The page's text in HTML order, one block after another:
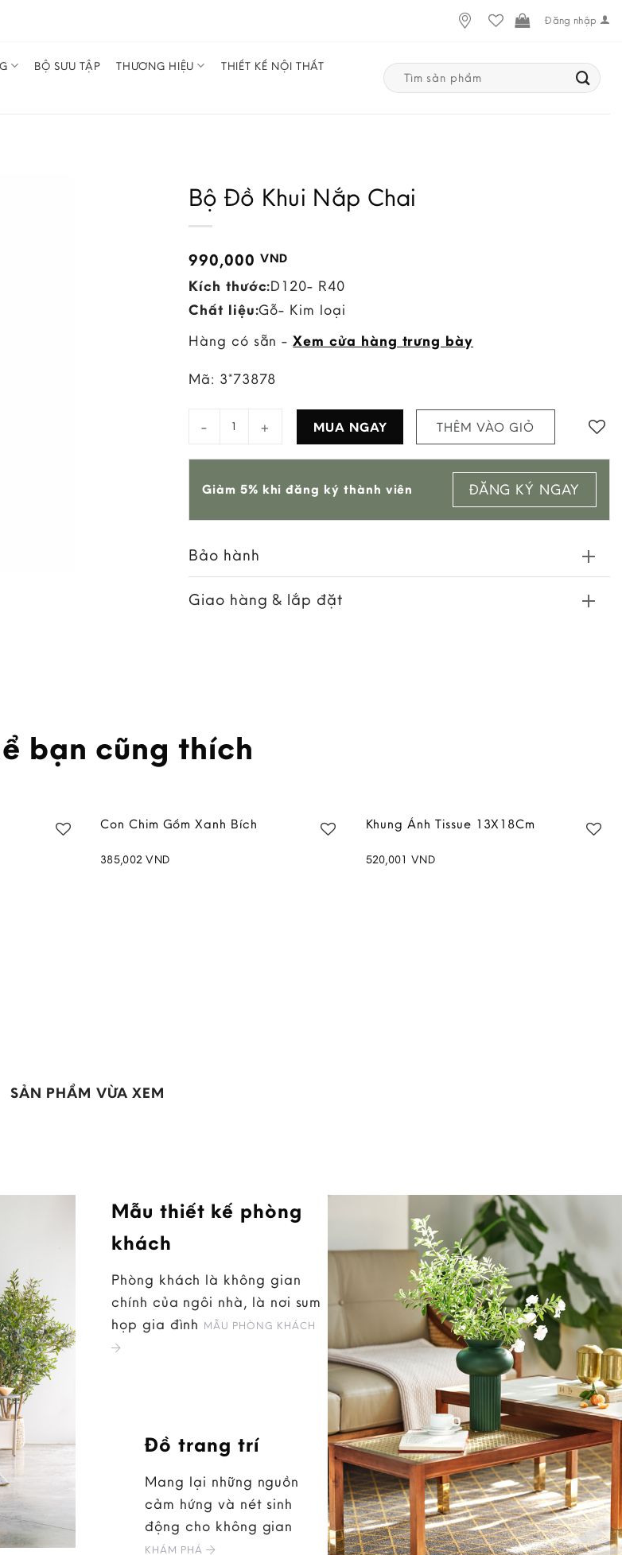
Đăng nhập
BỘ SƯU TẬP THƯƠNG HIỆU THIẾT KẾ NỘI THẤT
Search
for:
Bộ Đồ Khui Nắp Chai
990,000 VND
Kích thước:D120- R40
Chất liệu:Gỗ- Kim loại
Hàng có sẵn -Xem cửa hàng trưng bày
Mã: 3*73878
MUA NGAY THÊM VÀO GIỎ
Add to
wishlist
Giảm 5% khi đăng ký thành viên ĐĂNG KÝ NGAY
Bảo hành
Giao hàng & lắp đặt
bạn cũng thích
Con Chim Gốm Xanh Bích
385,002VND
Khung Ảnh Tissue 13X18Cm
520,001 VND
SẢN PHẨM VỪA XEM
Mẫu thiết kế phòng
khách
Phòng khách là không gian
chính của ngôi nhà, là nơi sum
họp gia đình MẪU PHÒNG KHÁCH
Đồ trang trí
Mang lại những nguồn
cảm hứng và nét sinh
động cho không gian
KHÁM PHÁ